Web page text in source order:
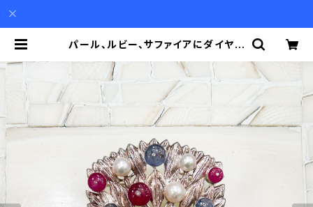
パール、ルビー、サファイアにダイヤモ
チ兼ペンダント | Akio Mori